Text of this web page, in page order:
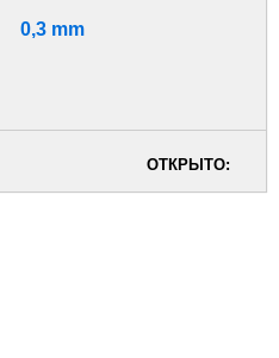
0,3 mm
ОТКРЫТО: